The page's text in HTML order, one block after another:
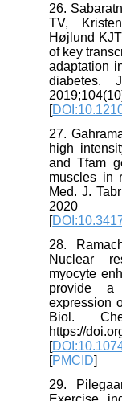
26.
TV,
Højlund
of key
[
27.
high
and Tfam
muscles
Med. J.
[
28.
Nuclear
myocyte
provide
Biol.
https://
[
[PMCID
29.